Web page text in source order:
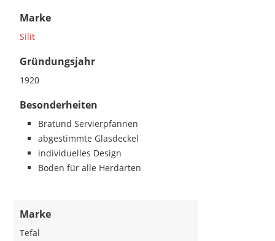
Marke
Silit
Gründungsjahr
1920
Besonderheiten
Bratund Servierpfannen
abgestimmte Glasdeckel
individuelles Design
Boden für alle Herdarten
Marke
Tefal